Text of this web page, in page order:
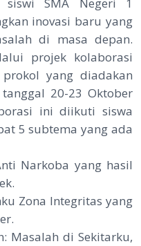
siswi SMA Negeri 1
inovasi baru yang
di masa depan.
projek kolaborasi
yang diadakan
20-23 Oktober
ini diikuti siswa
5 subtema yang ada
Narkoba yang hasil
Zona Integritas yang
Masalah di Sekitarku,